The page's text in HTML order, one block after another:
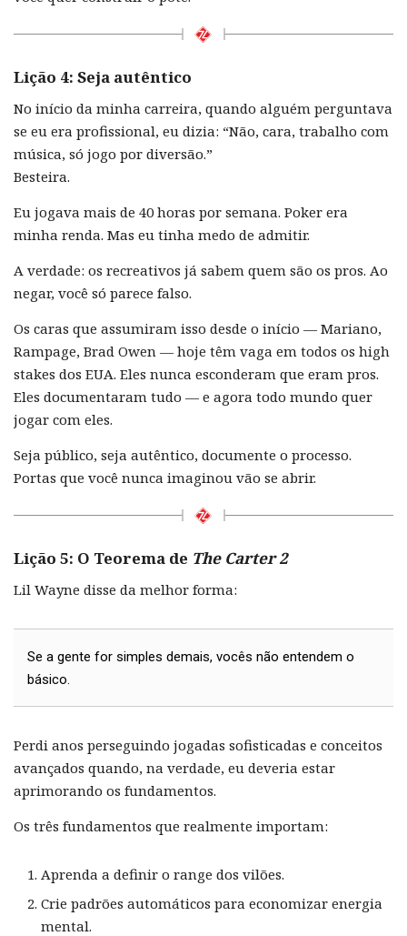
Lição 4: Seja autêntico
No início da minha carreira, quando alguém perguntava
se eu era profissional, eu dizia: “Não, cara, trabalho com
música, só jogo por diversão.”
Besteira.
Eu jogava mais de 40 horas por semana. Poker era
minha renda. Mas eu tinha medo de admitir.
A verdade: os recreativos já sabem quem são os pros. Ao
negar, você só parece falso.
Os caras que assumiram isso desde o início — Mariano,
Rampage, Brad Owen — hoje têm vaga em todos os high
stakes dos EUA. Eles nunca esconderam que eram pros.
Eles documentaram tudo — e agora todo mundo quer
jogar com eles.
Seja público, seja autêntico, documente o processo.
Portas que você nunca imaginou vão se abrir.
Lição 5: O Teorema de The Carter 2
Lil Wayne disse da melhor forma:
Se a gente for simples demais, vocês não entendem o
básico.
Perdi anos perseguindo jogadas sofisticadas e conceitos
avançados quando, na verdade, eu deveria estar
aprimorando os fundamentos.
Os três fundamentos que realmente importam:
Aprenda a definir o range dos vilões.
Crie padrões automáticos para economizar energia
mental.